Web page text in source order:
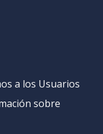
a los Usuarios
sobre